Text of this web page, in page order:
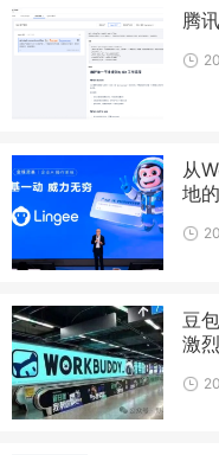
腾
从
地
豆
激